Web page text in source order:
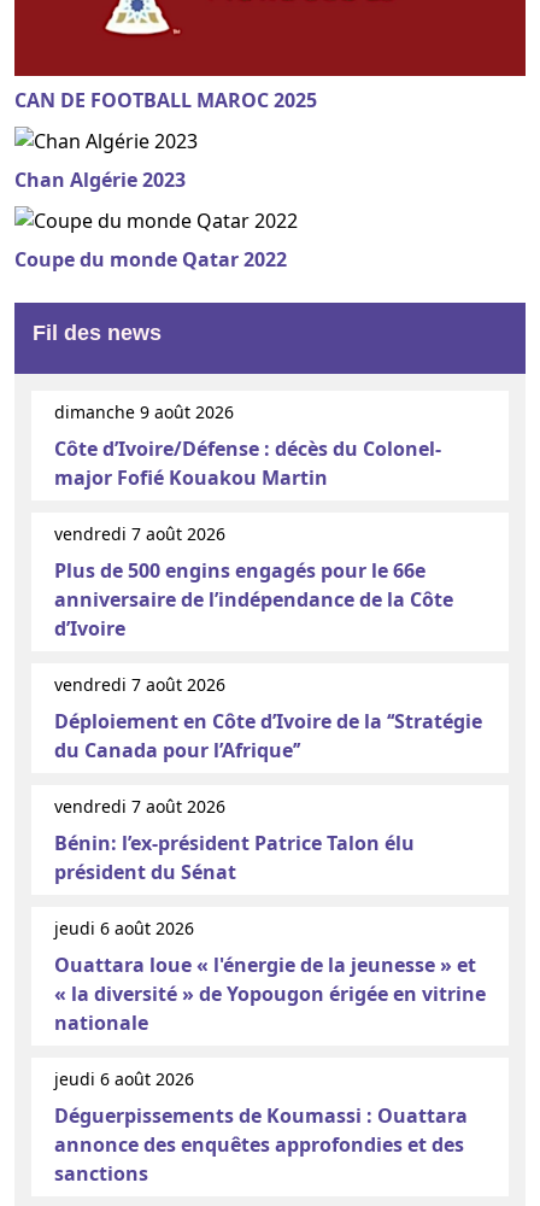
CAN DE FOOTBALL MAROC 2025
Chan Algérie 2023
Coupe du monde Qatar 2022
Fil des news
dimanche 9 août 2026
Côte d’Ivoire/Défense : décès du Colonel-
major Fofié Kouakou Martin
vendredi 7 août 2026
Plus de 500 engins engagés pour le 66e
anniversaire de l’indépendance de la Côte
d’Ivoire
vendredi 7 août 2026
Déploiement en Côte d’Ivoire de la ‘‘Stratégie
du Canada pour l’Afrique’’
vendredi 7 août 2026
Bénin: l’ex-président Patrice Talon élu
président du Sénat
jeudi 6 août 2026
Ouattara loue « l'énergie de la jeunesse » et
« la diversité » de Yopougon érigée en vitrine
nationale
jeudi 6 août 2026
Déguerpissements de Koumassi : Ouattara
annonce des enquêtes approfondies et des
sanctions